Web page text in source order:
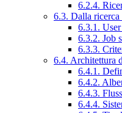
6.2.4.
6.3. Dalla
6.3.1.
6.3.2. Job
6.3.3.
6.4. Architettura
6.4.1.
6.4.2.
6.4.3.
6.4.4.